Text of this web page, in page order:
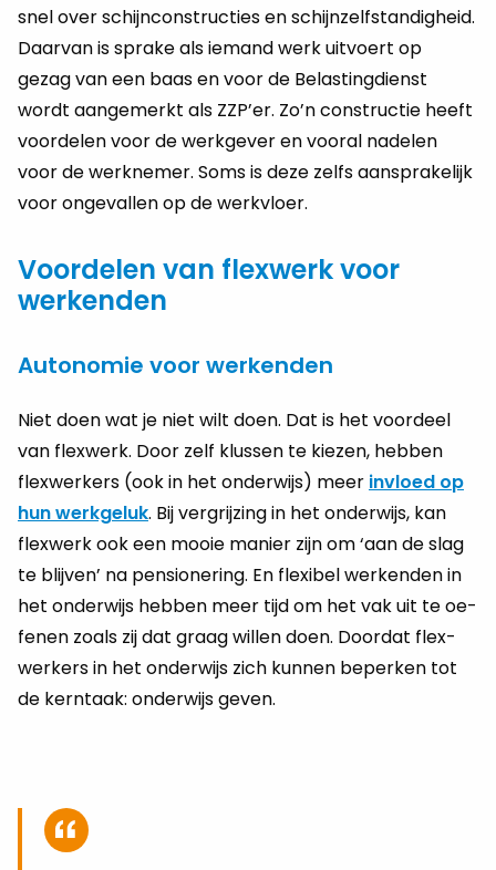
snel over schijn­con­struc­ties en schijn­zelf­stan­dig­heid.
Daar­van is spra­ke als ie­mand werk uit­voert op
gezag van een baas en voor de Be­las­ting­dienst
wordt aan­ge­merkt als ZZP’er. Zo’n con­struc­tie heeft
voor­de­len voor de werk­ge­ver en voor­al na­de­len
voor de werk­ne­mer. Soms is deze zelfs aan­spra­ke­lijk
voor on­ge­val­len op de werk­vloer.
Voordelen van flexwerk voor
werkenden
Autonomie voor werkenden
Niet doen wat je niet wilt doen. Dat is het voor­deel
van flex­werk. Door zelf klus­sen te kie­zen, heb­ben
flex­wer­kers (ook in het on­der­wijs) meer in­vloed op
hun werk­ge­luk. Bij ver­grij­zing in het on­der­wijs, kan
flex­werk ook een mooie ma­nier zijn om ‘aan de slag
te blij­ven’ na pen­si­o­ne­ring. En flexi­bel wer­ken­den in
het on­der­wijs heb­ben meer tijd om het vak uit te oe­
fe­nen zoals zij dat graag wil­len doen. Door­dat flex­
wer­kers in het on­der­wijs zich kun­nen be­per­ken tot
de kern­taak: on­der­wijs geven.